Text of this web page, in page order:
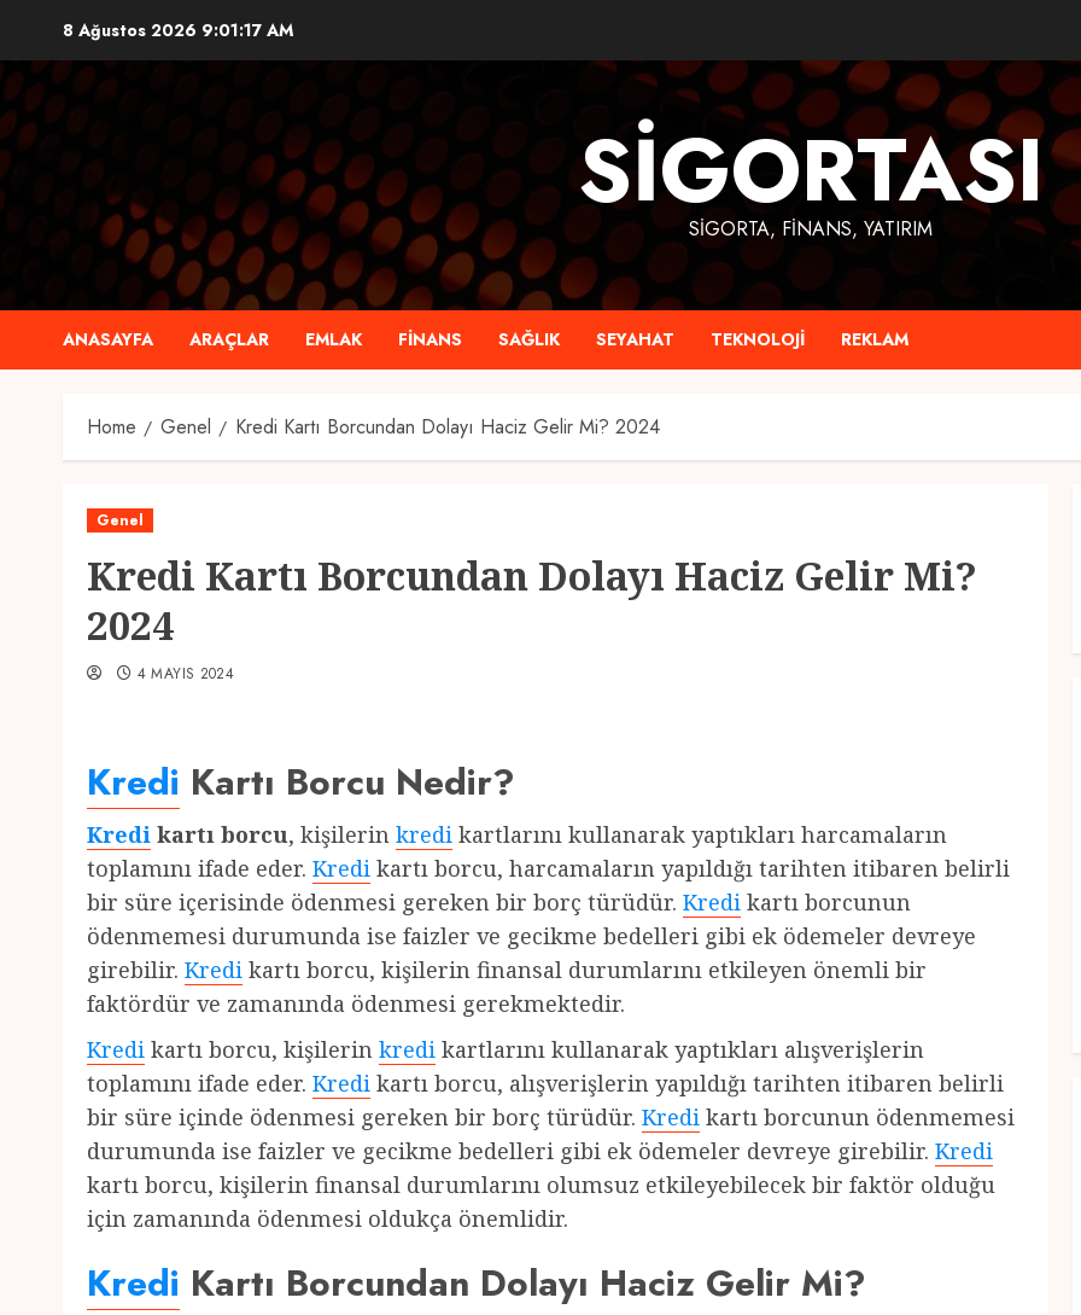
content
8 Ağustos 2026 9:01:18 AM
SIGORTASI
SIGORTA, FINANS, YATIRIM
ANASAYFA ARAÇLAR EMLAK FINANS SAĞLIK SEYAHAT TEKNOLOJI REKLAM
Home Genel Kredi Kartı Borcundan Dolayı Haciz Gelir Mi? 2024
Genel
Kredi Kartı Borcundan Dolayı Haciz Gelir Mi?
2024
4 MAYIS 2024
Kredi Kartı Borcu Nedir?
Kredi kartı borcu, kişilerin kredi kartlarını kullanarak yaptıkları harcamaların
toplamını ifade eder. Kredi kartı borcu, harcamaların yapıldığı tarihten itibaren belirli
bir süre içerisinde ödenmesi gereken bir borç türüdür. Kredi kartı borcunun
ödenmemesi durumunda ise faizler ve gecikme bedelleri gibi ek ödemeler devreye
girebilir. Kredi kartı borcu, kişilerin finansal durumlarını etkileyen önemli bir
faktördür ve zamanında ödenmesi gerekmektedir.
Kredi kartı borcu, kişilerin kredi kartlarını kullanarak yaptıkları alışverişlerin
toplamını ifade eder. Kredi kartı borcu, alışverişlerin yapıldığı tarihten itibaren belirli
bir süre içinde ödenmesi gereken bir borç türüdür. Kredi kartı borcunun ödenmemesi
durumunda ise faizler ve gecikme bedelleri gibi ek ödemeler devreye girebilir. Kredi
kartı borcu, kişilerin finansal durumlarını olumsuz etkileyebilecek bir faktör olduğu
için zamanında ödenmesi oldukça önemlidir.
Kredi Kartı Borcundan Dolayı Haciz Gelir Mi?